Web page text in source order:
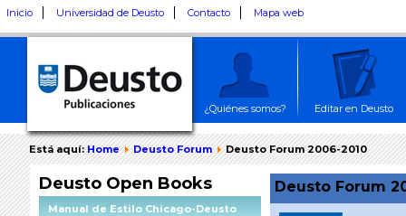
Inicio Universidad de Deusto Contacto Mapa web
¿Quiénes somos? Editar en Deusto
Está aquí:Home Deusto Forum Deusto Forum 2006-2010
Deusto Open Books
Manual de Estilo Chicago-Deusto
Deusto Forum